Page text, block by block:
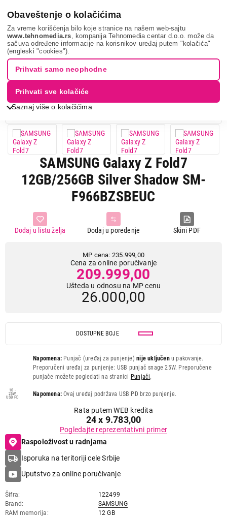
Obaveštenje o kolačićima
Za vreme korišćenja bilo koje stranice na našem web-sajtu
www.tehnomedia.rs , kompanija Tehnomedia centar d.o.o. može da
sačuva određene informacije na korisnikov uređaj putem "kolačića"
(engleski "cookies").
Saznaj više o kolačićima
Prihvati samo neophodne
Prihvati sve kolačiće
Mobilni telefoni i tableti Mobilni telefoni
Smart mobilni
telefoni
Samsung galaxy ...
11% UŠTEDA.
SAMSUNG Galaxy Z Fold7
12GB/256GB Silver Shadow SM-
F966BZSBEUC
Skini PDF
Dodaj u poređenje
Dodaj u listu želja
MP cena: 235.999,00
Cena za online poručivanje
209.999,00
Ušteda u odnosu na MP cenu
26.000,00
DOSTUPNE BOJE
Napomena: Punjač (uređaj za punjenje)nije uključenu pakovanje.
Preporučeni uređaj za punjenje: USB punjač snage 25W. Preporučene
punjače možete pogledati na stranici Punjači.
10 -
25W
USB PD Napomena: Ovaj uređaj podržava USB PD brzo punjenje.
Rata putem WEB kredita
24 x 9.783,00
Pogledajte reprezentativni primer
Raspoloživost u radnjama
Isporuka na teritoriji cele Srbije
Uputstvo za online poručivanje
Šifra
122499
Brand
SAMSUNG
RAM memorija
12 GB